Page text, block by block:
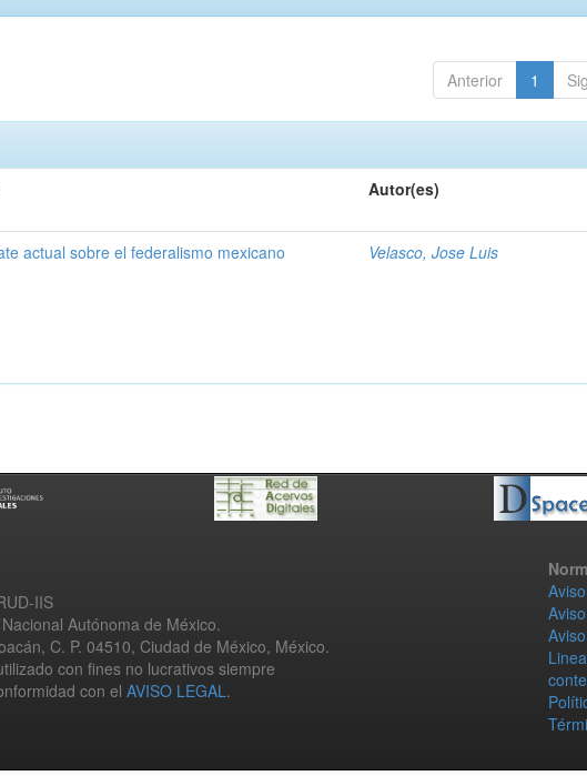
Anterior 1
Autor(es)
actual sobre el federalismo mexicano Velasco, Jose Luis
IIS
Autónoma de México.
C. P. 04510, Ciudad de México, México.
con fines no lucrativos siempre
con el AVISO LEGAL.